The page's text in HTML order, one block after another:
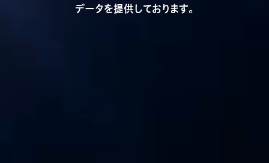
データを提供しております。